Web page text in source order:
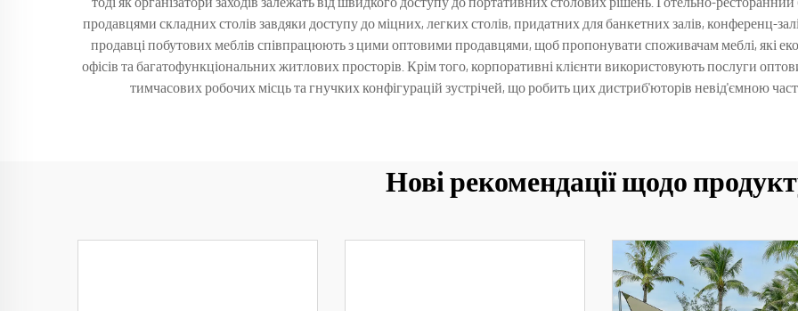
продавцями складних столів завдяки доступу до міцних, легких столів, придатних для банкетних залів, конференц-
продавці побутових меблів співпрацюють з цими оптовими продавцями, щоб пропонувати споживачам меблі, які
офісів та багатофункціональних житлових просторів. Крім того, корпоративні клієнти використовують послуги
тимчасових робочих місць та гнучких конфігурацій зустрічей, що робить цих дистриб'юторів невід'ємною
Нові рекомендації щодо